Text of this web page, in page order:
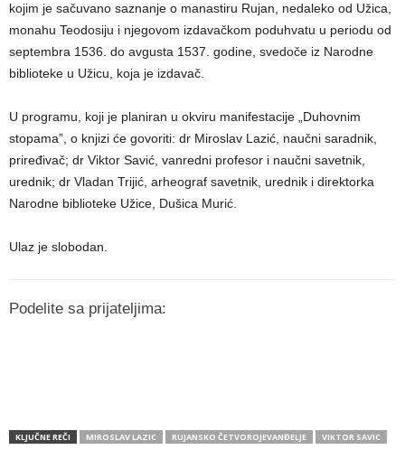
kojim je sačuvano saznanje o manastiru Rujan, nedaleko od Užica,
monahu Teodosiju i njegovom izdavačkom poduhvatu u periodu od
septembra 1536. do avgusta 1537. godine, svedoče iz Narodne
biblioteke u Užicu, koja je izdavač.
U programu, koji je planiran u okviru manifestacije „Duhovnim
stopama”, o knjizi će govoriti: dr Miroslav Lazić, naučni saradnik,
priređivač; dr Viktor Savić, vanredni profesor i naučni savetnik,
urednik; dr Vladan Trijić, arheograf savetnik, urednik i direktorka
Narodne biblioteke Užice, Dušica Murić.
Ulaz je slobodan.
Podelite sa prijateljima:
KLJUČNE REČI MIROSLAV LAZIC RUJANSKO ČETVOROJEVANĐELJE VIKTOR SAVIC